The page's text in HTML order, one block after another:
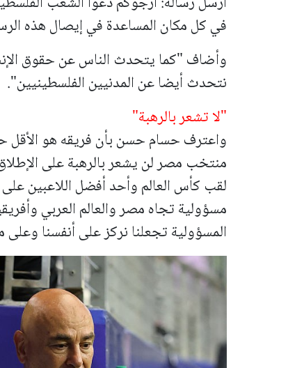
في كل مكان المساعدة في إيصال هذه
وأضاف "كما يتحدث الناس عن حقوق
نتحدث أيضا عن المدنيين الفلسطينيين".
"لا تشعر بالرهبة"
واعترف حسام حسن بأن فريقه هو الأقل
منتخب مصر لن يشعر بالرهبة على
لقب كأس العالم وأحد أفضل اللاعبين
مسؤولية تجاه مصر والعالم العربي
المسؤولية ​تجعلنا نركز على أنفسنا